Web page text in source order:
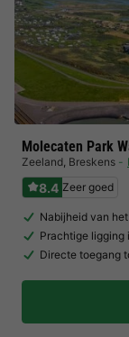
Molecaten Park
Zeeland, Breskens
8.4 Zeer goed
Nabijheid van
Prachtige ligging
Directe toegang